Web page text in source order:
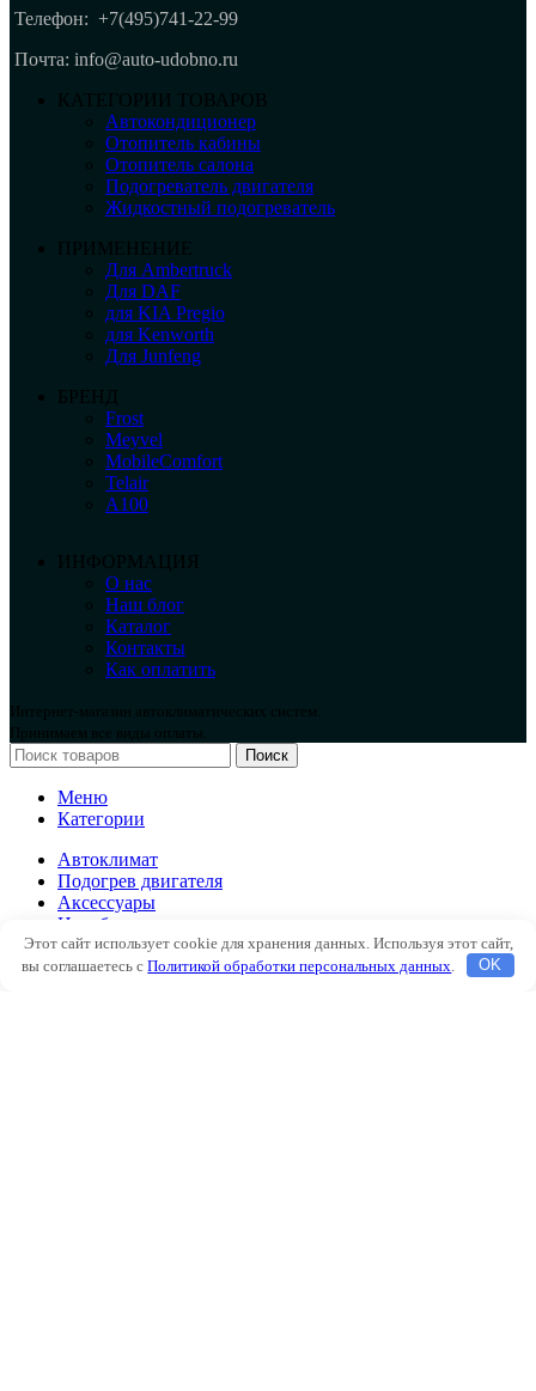
Телефон: +7(495)741-22-99
Почта: info@auto-udobno.ru
КАТЕГОРИИ ТОВАРОВ
Автокондиционер
Отопитель кабины
Отопитель салона
Подогреватель двигателя
Жидкостный подогреватель
ПРИМЕНЕНИЕ
Для Ambertruck
Для DAF
для KIA Pregio
для Kenworth
Для Junfeng
БРЕНД
Frost
Meyvel
MobileComfort
Telair
А100
ИНФОРМАЦИЯ
О нас
Наш блог
Каталог
Контакты
Как оплатить
Интернет-магазин автоклиматических систем.
Принимаем все виды оплаты.
Поиск
Меню
Категории
Автоклимат
Подогрев двигателя
Аксессуары
Наш блог
О нас
Помощь
Этот сайт использует cookie для хранения данных. Используя этот сайт,
вы соглашаетесь сПолитикой обработки персональных данных OK